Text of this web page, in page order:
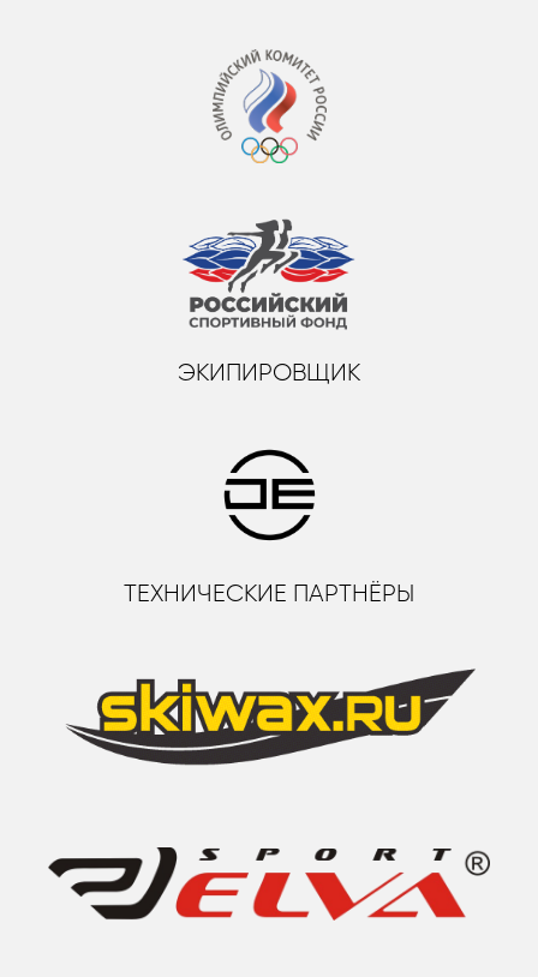
ЭКИПИРОВЩИК
ТЕХНИЧЕСКИЕ ПАРТНЁРЫ